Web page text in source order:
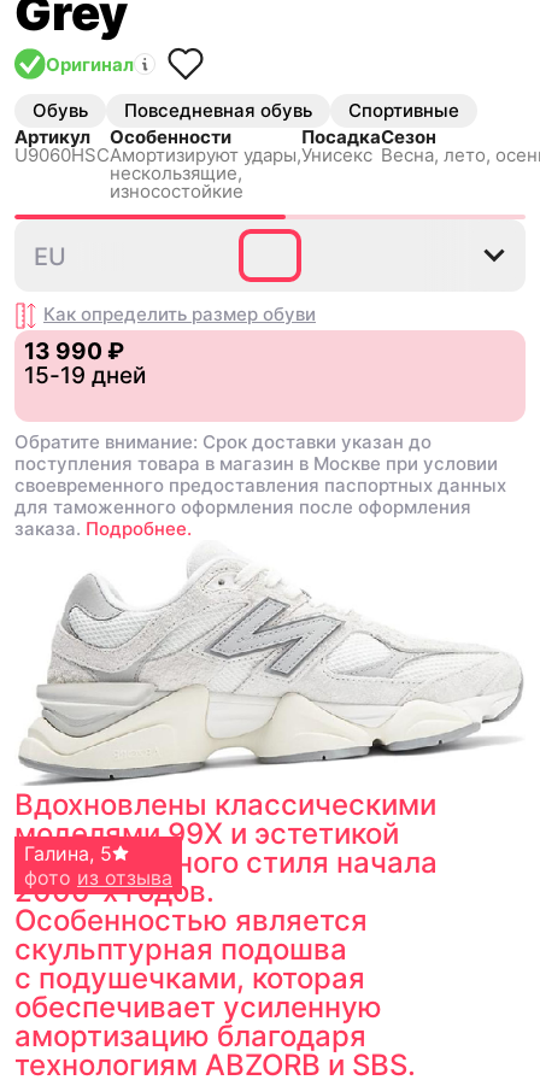
Grey
Оригинал
Обувь Повседневная обувь
Спортивные
Артикул
U9060HSC
Особенности
Амортизируют удары,
нескользящиe,
износостойкие
Посадка
Унисекс
Сезон
Весна, лето,
38.5
EU
Как определить размер обуви
13 990 ₽
15-19 дней
Обратите внимание: Срок доставки указан до
поступления товара в магазин в Москве при условии
своевременного предоставления паспортных данных
для таможенного оформления после оформления
заказа. Подробнее.
Вдохновлены классическими
моделями 99X и эстетикой
технологичного стиля начала
2000-х годов.
Анастасия,
фото из отзыва
Галина, 5
фото из отзыва
Особенностью является
скульптурная подошва
с подушечками, которая
обеспечивает усиленную
амортизацию благодаря
технологиям ABZORB и SBS.